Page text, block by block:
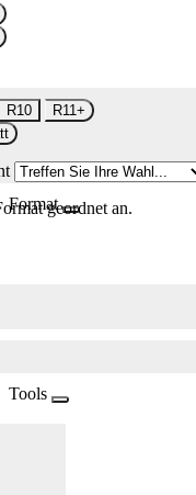
R10
R11+
Formatgeordnet an.
Tools